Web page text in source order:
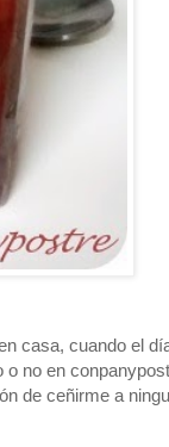
casa, cuando el
no en
de ceñirme a